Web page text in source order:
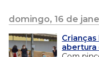
domingo, 16 de
abertura